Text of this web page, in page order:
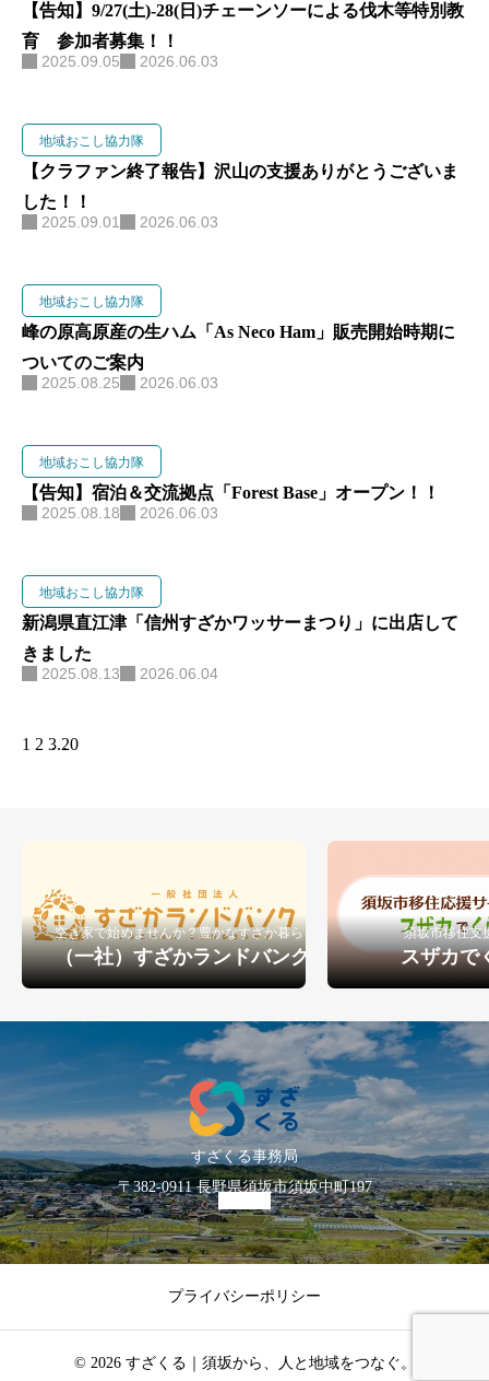
【告知】9/27(土)-28(日)チェーンソーによる伐木等特別教
育 参加者募集！！
2025.09.05 2026.06.03
地域おこし協力隊
【クラファン終了報告】沢山の支援ありがとうございま
した！！
2025.09.01 2026.06.03
地域おこし協力隊
峰の原高原産の生ハム「As Neco Ham」販売開始時期に
ついてのご案内
2025.08.25 2026.06.03
地域おこし協力隊
【告知】宿泊＆交流拠点「Forest Base」オープン！！
2025.08.18 2026.06.03
地域おこし協力隊
新潟県直江津「信州すざかワッサーまつり」に出店して
きました
2025.08.13 2026.06.04
1 2 3…20
空き家で始めませんか？豊かなすざか暮らし
（一社）すざかランドバンク
須坂市移住支
スザカで
すざくる事務局
〒382-0911 長野県須坂市須坂中町197
プライバシーポリシー
© 2026 すざくる｜須坂から、人と地域をつなぐ。